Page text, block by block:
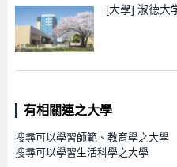
[大學] 淑徳大
有相關連之大學
搜尋可以學習師範、教育學之大學
搜尋可以學習生活科學之大學